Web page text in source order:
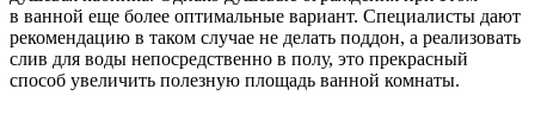
в ванной еще более оптимальные вариант. Специалисты дают
рекомендацию в таком случае не делать поддон, а реализовать
слив для воды непосредственно в полу, это прекрасный
способ увеличить полезную площадь ванной комнаты.